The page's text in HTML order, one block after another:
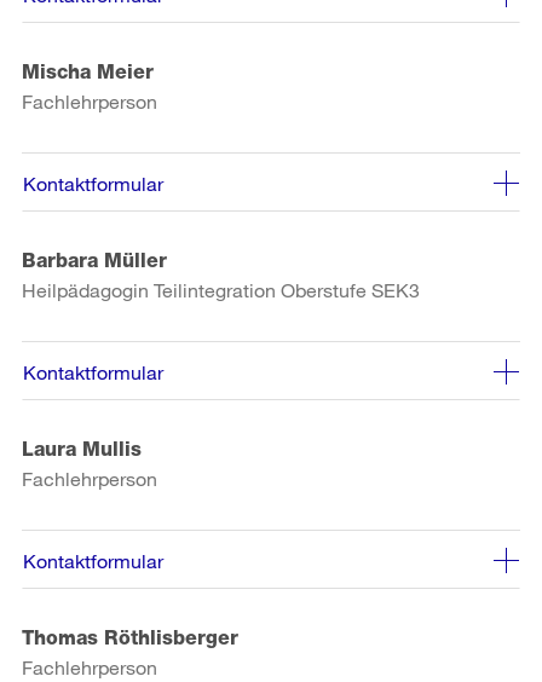
Mischa Meier
Fachlehrperson
Kontaktformular
Barbara Müller
Heilpädagogin Teilintegration Oberstufe SEK3
Kontaktformular
Laura Mullis
Fachlehrperson
Kontaktformular
Thomas Röthlisberger
Fachlehrperson